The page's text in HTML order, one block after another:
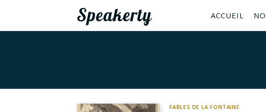
Speakerty ACCUEIL
FABLES DE LA FONTAINE